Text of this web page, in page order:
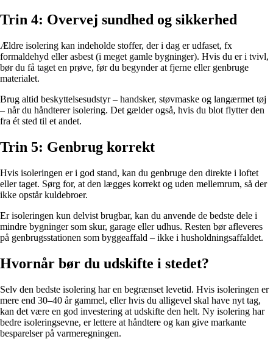
Trin 4: Overvej sundhed og sikkerhed
Ældre isolering kan indeholde stoffer, der i dag er udfaset, fx
formaldehyd eller asbest (i meget gamle bygninger). Hvis du er i tvivl,
bør du få taget en prøve, før du begynder at fjerne eller genbruge
materialet.
Brug altid beskyttelsesudstyr – handsker, støvmaske og langærmet tøj
– når du håndterer isolering. Det gælder også, hvis du blot flytter den
fra ét sted til et andet.
Trin 5: Genbrug korrekt
Hvis isoleringen er i god stand, kan du genbruge den direkte i loftet
eller taget. Sørg for, at den lægges korrekt og uden mellemrum, så der
ikke opstår kuldebroer.
Er isoleringen kun delvist brugbar, kan du anvende de bedste dele i
mindre bygninger som skur, garage eller udhus. Resten bør afleveres
på genbrugsstationen som byggeaffald – ikke i husholdningsaffaldet.
Hvornår bør du udskifte i stedet?
Selv den bedste isolering har en begrænset levetid. Hvis isoleringen er
mere end 30–40 år gammel, eller hvis du alligevel skal have nyt tag,
kan det være en god investering at udskifte den helt. Ny isolering har
bedre isoleringsevne, er lettere at håndtere og kan give markante
besparelser på varmeregningen.